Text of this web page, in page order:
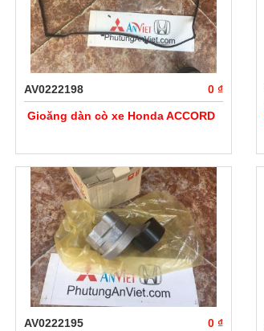
AV0222198 0 ₫
Gioăng dàn cò xe Honda ACCORD
AV0222195 0 ₫